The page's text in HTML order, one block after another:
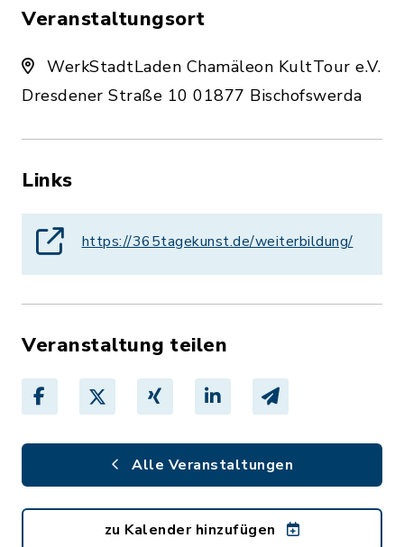
Veranstaltungsort
WerkStadtLaden Chamäleon KultTour e.V.
Dresdener Straße 10 01877 Bischofswerda
Links
https://365tagekunst.de/weiterbildung/
Veranstaltung teilen
Alle Veranstaltungen
zu Kalender hinzufügen